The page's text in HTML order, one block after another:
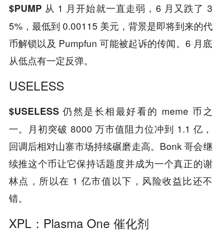
$PUMP 从 1 月开始就一直走弱，6 月又跌了 3
5%，最低到 0.00115 美元，背景是即将到来的代
币解锁以及 Pumpfun 可能被起诉的传闻。6 月底
从低点有一定反弹。
USELESS
$USELESS 仍然是长相最好看的 meme 币之
一。月初突破 8000 万市值阻力位冲到 1.1 亿，
回调后相对山寨市场持续碾磨走高。Bonk 哥会继
续推这个币让它保持话题度并成为一个真正的谢
林点，所以在 1 亿市值以下，风险收益比还不
错。
XPL：Plasma One 催化剂